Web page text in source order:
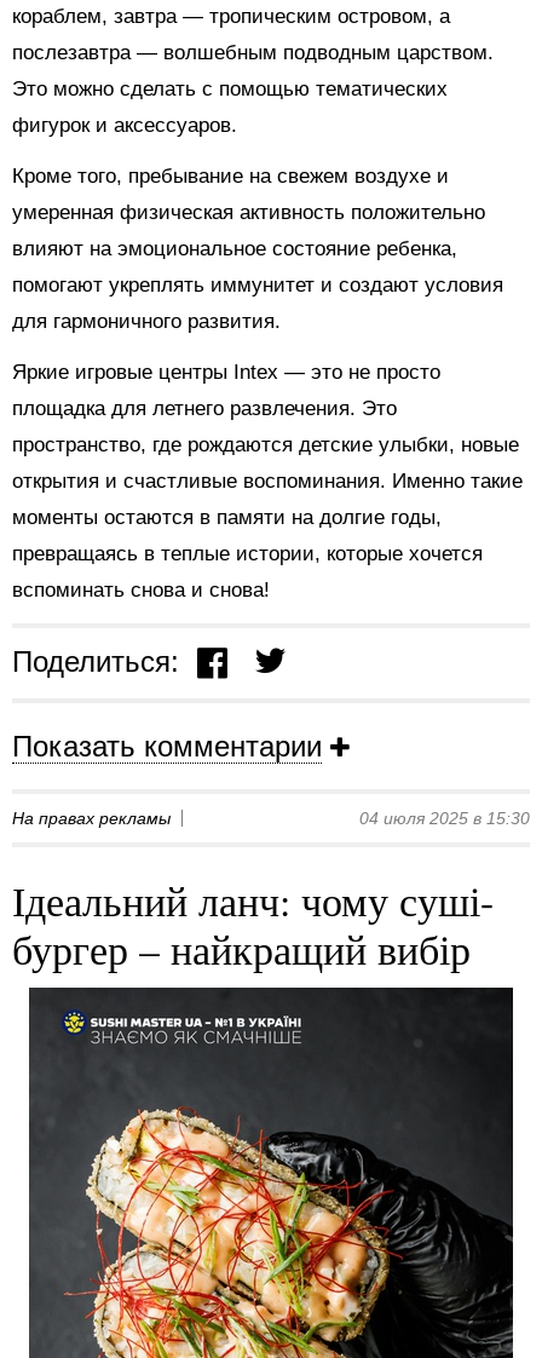
кораблем, завтра — тропическим островом, а
послезавтра — волшебным подводным царством.
Это можно сделать с помощью тематических
фигурок и аксессуаров.
Кроме того, пребывание на свежем воздухе и
умеренная физическая активность положительно
влияют на эмоциональное состояние ребенка,
помогают укреплять иммунитет и создают условия
для гармоничного развития.
Яркие игровые центры Intex — это не просто
площадка для летнего развлечения. Это
пространство, где рождаются детские улыбки, новые
открытия и счастливые воспоминания. Именно такие
моменты остаются в памяти на долгие годы,
превращаясь в теплые истории, которые хочется
вспоминать снова и снова!
Поделиться:
Показать комментарии
На правах рекламы 04 июля 2025 в 15:30
Ідеальний ланч: чому суші-
бургер – найкращий вибір